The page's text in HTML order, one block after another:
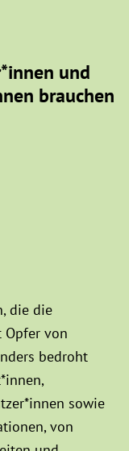
und
brauchen
die die
Opfer von
bedroht
sowie
von